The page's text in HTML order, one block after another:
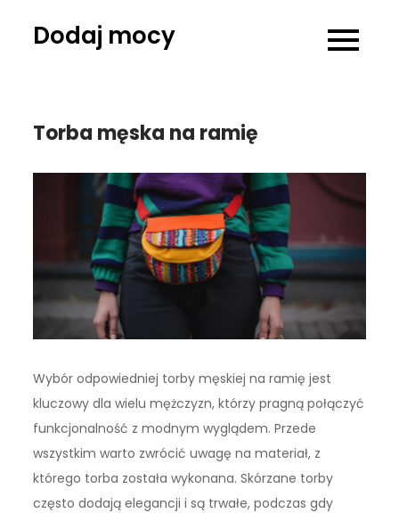
Dodaj mocy
Torba męska na ramię
Wybór odpowiedniej torby męskiej na ramię jest
kluczowy dla wielu mężczyzn, którzy pragną połączyć
funkcjonalność z modnym wyglądem. Przede
wszystkim warto zwrócić uwagę na materiał, z
którego torba została wykonana. Skórzane torby
często dodają elegancji i są trwałe, podczas gdy